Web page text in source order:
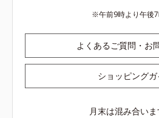
午前9時より午後
よくあるご質問・お
ショッピングガ
月末は混み合い